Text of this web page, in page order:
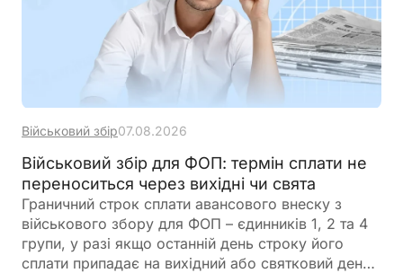
Військовий збір07.08.2026
Військовий збір для ФОП: термін сплати не
переноситься через вихідні чи свята
Граничний строк сплати авансового внеску з
військового збору для ФОП – єдинників 1, 2 та 4
групи, у разі якщо останній день строку його
сплати припадає на вихідний або святковий день,